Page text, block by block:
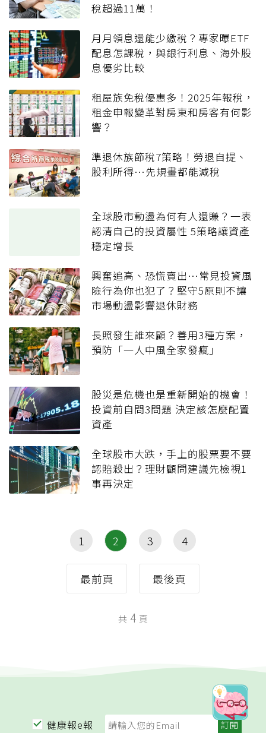
稅超過11萬！
月月領息還能少繳稅？專家曝ETF
配息怎課稅，與銀行利息、海外股
息優劣比較
租屋族免稅優惠多！2025年報稅，
租金申報變革對房東和房客有何影
響？
準退休族節稅7策略！勞退自提、
股利所得…先規畫都能減稅
全球股市動盪為何有人還賺？一表
認清自己的投資屬性 5策略讓資產
穩定增長
興奮追高、恐慌賣出…常見投資風
險行為你也犯了？堅守5原則不讓
市場動盪影響退休財務
長照發生誰來顧？善用3種方案，
預防「一人中風全家發瘋」
股災是危機也是重新開始的機會！
投資前自問3問題 決定該怎麼配置
資產
全球股市大跌，手上的股票要不要
認賠殺出？理財顧問建議先檢視1
事再決定
最前頁
1 2 3 4
最後頁
共 4 頁
健康報e報